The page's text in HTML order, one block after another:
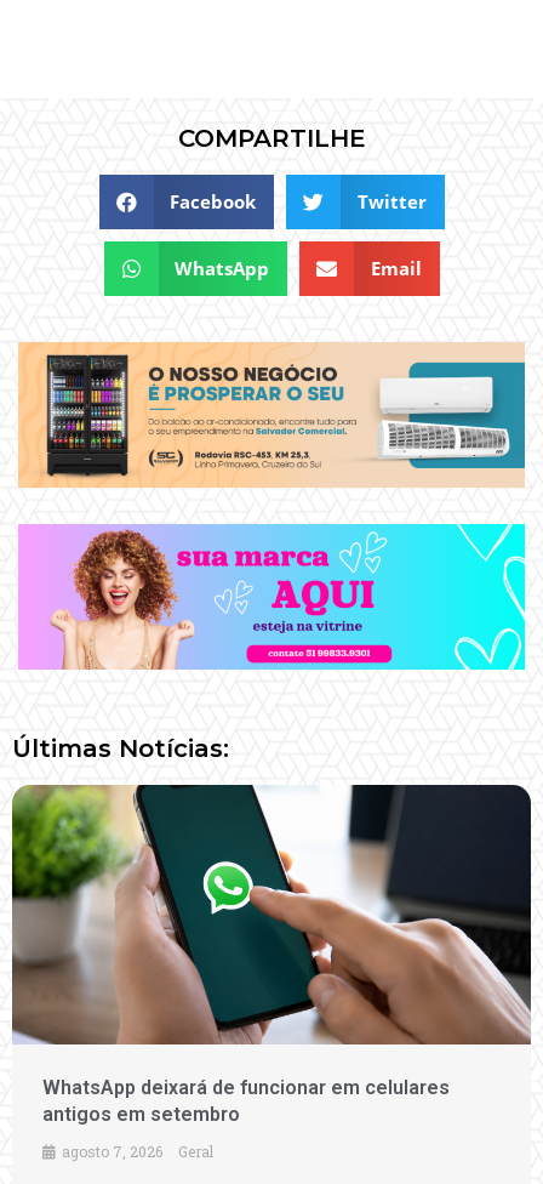
COMPARTILHE
Facebook Twitter
WhatsApp Email
Últimas Notícias:
WhatsApp deixará de funcionar em celulares
antigos em setembro
agosto 7, 2026 Geral